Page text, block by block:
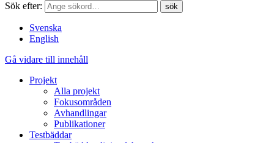
Sök efter:
Svenska
English
Gå vidare till innehåll
Projekt
Alla projekt
Fokusområden
Avhandlingar
Publikationer
Testbäddar